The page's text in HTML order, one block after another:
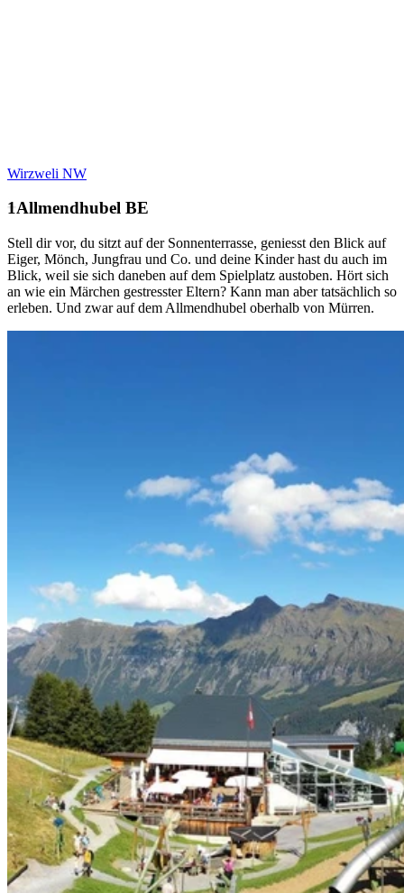
Wirzweli NW
Allmendhubel BE
Stell dir vor, du sitzt auf der Sonnenterrasse, geniesst den Blick auf
Eiger, Mönch, Jungfrau und Co. und deine Kinder hast du auch im
Blick, weil sie sich daneben auf dem Spielplatz austoben. Hört sich
an wie ein Märchen gestresster Eltern? Kann man aber tatsächlich so
erleben. Und zwar auf dem Allmendhubel oberhalb von Mürren.